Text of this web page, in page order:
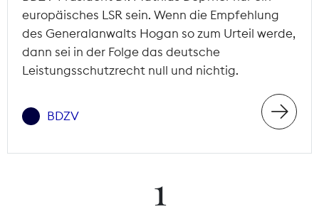
europäisches LSR sein. Wenn die Empfehlung
des Generalanwalts Hogan so zum Urteil werde,
dann sei in der Folge das deutsche
Leistungsschutzrecht null und nichtig.
BDZV
1